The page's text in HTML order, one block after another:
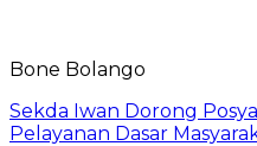
Bone Bolango
Sekda Iwan Dorong
Pelayanan Dasar